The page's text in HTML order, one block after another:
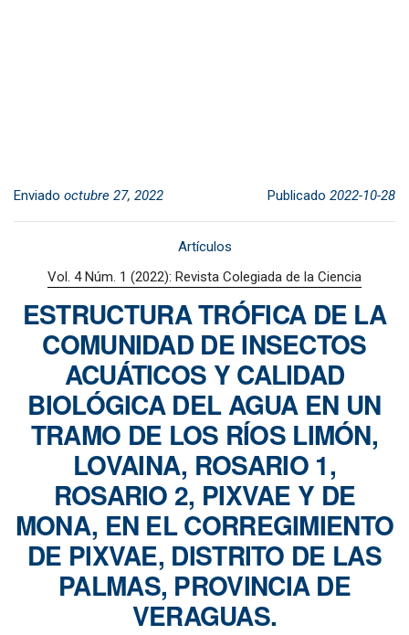
Enviado octubre 27, 2022 Publicado 2022-10-28
Artículos
Vol. 4 Núm. 1 (2022): Revista Colegiada de la Ciencia
ESTRUCTURA TRÓFICA DE LA
COMUNIDAD DE INSECTOS
ACUÁTICOS Y CALIDAD
BIOLÓGICA DEL AGUA EN UN
TRAMO DE LOS RÍOS LIMÓN,
LOVAINA, ROSARIO 1,
ROSARIO 2, PIXVAE Y DE
MONA, EN EL CORREGIMIENTO
DE PIXVAE, DISTRITO DE LAS
PALMAS, PROVINCIA DE
VERAGUAS.